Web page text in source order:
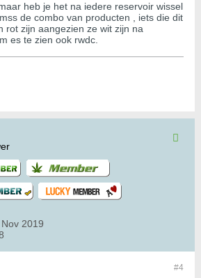
heb je het na iedere reservoir wissel
de combo van producten , iets die dit
rot zijn aangezien ze wit zijn na
es te zien ook rwdc.
Nov 2019
#4